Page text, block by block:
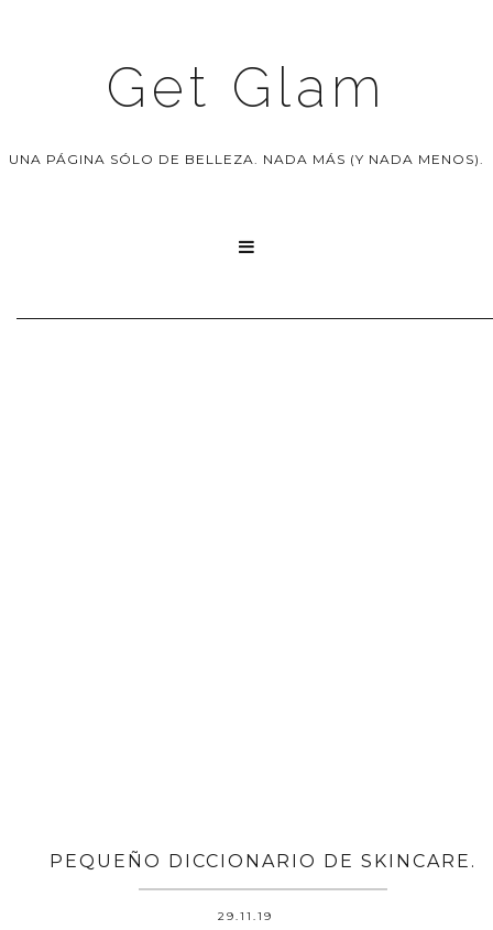
Get Glam
UNA PÁGINA SÓLO DE BELLEZA. NADA MÁS (Y NADA MENOS).

PEQUEÑO DICCIONARIO DE SKINCARE.
29.11.19